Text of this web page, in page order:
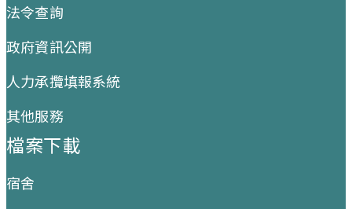
法令查詢
政府資訊公開
人力承攬填報系統
其他服務
檔案下載
宿舍